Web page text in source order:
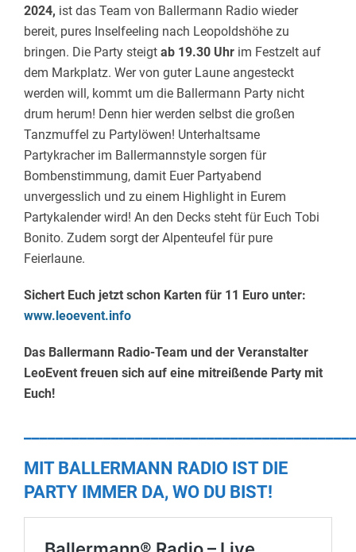
2024, ist das Team von Ballermann Radio wieder
bereit, pures Inselfeeling nach Leopoldshöhe zu
bringen. Die Party steigt ab 19.30 Uhr im Festzelt auf
dem Markplatz. Wer von guter Laune angesteckt
werden will, kommt um die Ballermann Party nicht
drum herum! Denn hier werden selbst die großen
Tanzmuffel zu Partylöwen! Unterhaltsame
Partykracher im Ballermannstyle sorgen für
Bombenstimmung, damit Euer Partyabend
unvergesslich und zu einem Highlight in Eurem
Partykalender wird! An den Decks steht für Euch Tobi
Bonito. Zudem sorgt der Alpenteufel für pure
Feierlaune.
Sichert Euch jetzt schon Karten für 11 Euro unter:
www.leoevent.info
Das Ballermann Radio-Team und der Veranstalter
LeoEvent freuen sich auf eine mitreißende Party mit
Euch!
MIT BALLERMANN RADIO IST DIE
PARTY IMMER DA, WO DU BIST!